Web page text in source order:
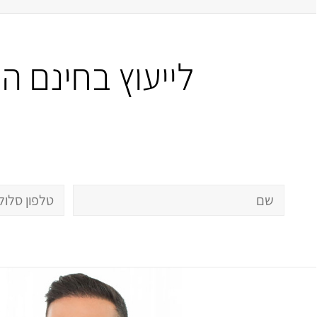
לייעוץ בחינם